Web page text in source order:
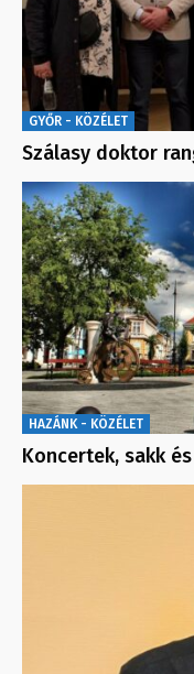
GYŐR - KÖZÉLET
Szálasy doktor
HAZÁNK - KÖZÉLET
Koncertek, sakk